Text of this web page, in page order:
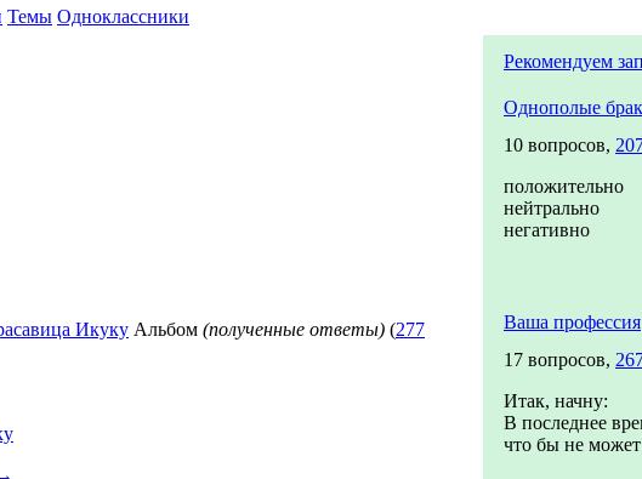
Темы Одноклассники
Икуку Альбом (полученные ответы) (277
Рекомендуем
Однополые
10 вопросов,
положительно
нейтрально
негативно
Ваша профессия
17 вопросов,
Итак, начну:
В последнее
что бы не